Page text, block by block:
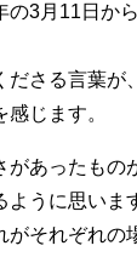
の3月11日か
ださる言葉が
じます。
があったもの
うに思いま
がそれぞれの